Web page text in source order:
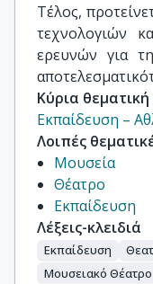
Τέλος,
τεχνολογιών
ερευνών για
Κύρια
Εκπαίδευση –
Λοιπές
Μουσεία
Θέατρο
Εκπαίδευση
Λέξεις-κλειδιά
Εκπαίδευση
Μουσειακό Θέατρο